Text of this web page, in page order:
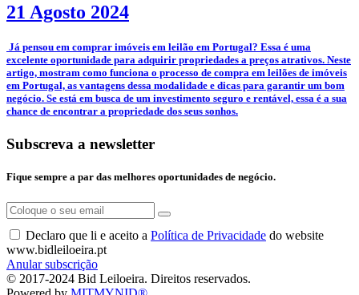
21 Agosto 2024
­ Já pensou em comprar imóveis em leilão em Portugal? Essa é uma
excelente oportunidade para adquirir propriedades a preços atrativos. Neste
artigo, mostram como funciona o processo de compra em leilões de imóveis
em Portugal, as vantagens dessa modalidade e dicas para garantir um bom
negócio. Se está em busca de um investimento seguro e rentável, essa é a sua
chance de encontrar a propriedade dos seus sonhos.
Subscreva a newsletter
Fique sempre a par das melhores oportunidades de negócio.
Declaro que li e aceito a Política de Privacidade do website
www.bidleiloeira.pt
Anular subscrição
© 2017-2024 Bid Leiloeira. Direitos reservados.